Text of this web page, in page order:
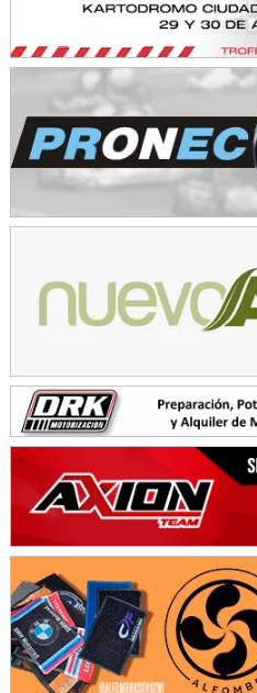
KDO - F6
Ciudad de Trenque Lauquen (Asfalto)
Trenque Lauquen (Buenos Aires)
ENTRERRIANO - F6 (POSTERGADA)
Parque de la Velocidad (Asfalto)
Villaguay (Entre Ríos)
El Cerro (Tierra)
PATAGONICO - F6
Moto Club Reginense (Tierra)
CSK - F7
Juventud Unida (Tierra)
Humboldt (Santa Fe)
NORESTE SANTAFESINO - F6
Ciudad de Avellaneda (Asfalto)
Avellaneda (Santa Fe)
SUR SANTAFESINO - F4
Rufino (Santa Fe)
TUCUMANO - F5
Juan Navarro (Asfalto)
El Timbó (Tucumán)